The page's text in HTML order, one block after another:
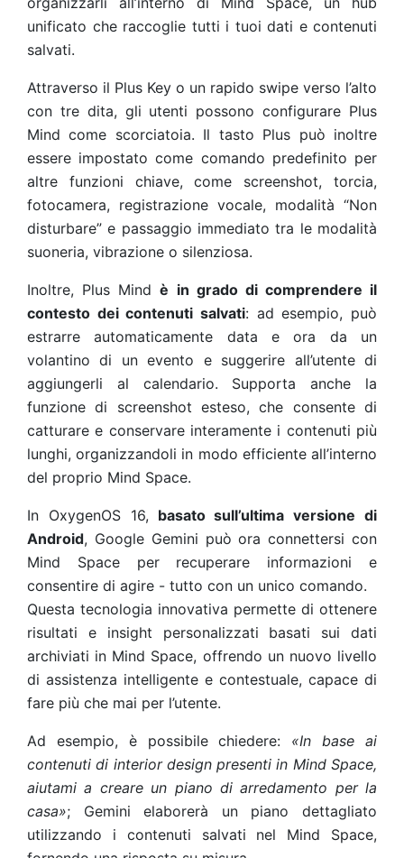
unificato che raccoglie tutti i tuoi dati e contenuti
salvati.
Attraverso il Plus Key o un rapido swipe verso l’alto
con tre dita, gli utenti possono configurare Plus
Mind come scorciatoia. Il tasto Plus può inoltre
essere impostato come comando predefinito per
altre funzioni chiave, come screenshot, torcia,
fotocamera, registrazione vocale, modalità “Non
disturbare” e passaggio immediato tra le modalità
suoneria, vibrazione o silenziosa.
Inoltre, Plus Mindè in grado di comprendere il
contesto dei contenuti salvati: ad esempio, può
estrarre automaticamente data e ora da un
volantino di un evento e suggerire all’utente di
aggiungerli al calendario. Supporta anche la
funzione di screenshot esteso, che consente di
catturare e conservare interamente i contenuti più
lunghi, organizzandoli in modo efficiente all’interno
del proprio Mind Space.
In OxygenOS 16, basato sull’ultima versione di
Android, Google Gemini può ora connettersi con
Mind Space per recuperare informazioni e
consentire di agire - tutto con un unico comando.
Questa tecnologia innovativa permette di ottenere
risultati e insight personalizzati basati sui dati
archiviati in Mind Space, offrendo un nuovo livello
di assistenza intelligente e contestuale, capace di
fare più che mai per l’utente.
Ad esempio, è possibile chiedere: «In base ai
contenuti di interior design presenti in Mind Space,
aiutami a creare un piano di arredamento per la
casa»; Gemini elaborerà un piano dettagliato
utilizzando i contenuti salvati nel Mind Space,